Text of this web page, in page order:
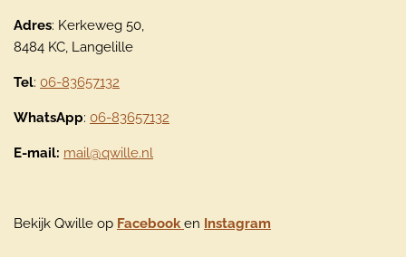
Adres: Kerkeweg 50,
8484 KC, Langelille
Tel: 06-83657132
WhatsApp: 06-83657132
E-mail: mail@qwille.nl
Bekijk Qwille op Facebook en Instagram